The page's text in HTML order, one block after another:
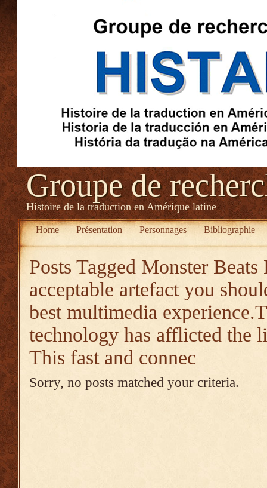
Groupe de
Histoire de la traduction en Amérique latine
Home Présentation Personnages Bibliographie
Posts Tagged Monster Beats
acceptable artefact you
best multimedia
technology has afflicted the
This fast and connec
Sorry, no posts matched your criteria.